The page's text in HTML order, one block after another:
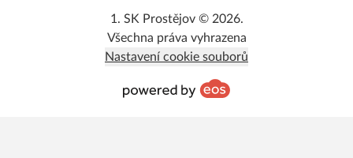
1. SK Prostějov © 2026.
Všechna práva vyhrazena
Nastavení cookie souborů